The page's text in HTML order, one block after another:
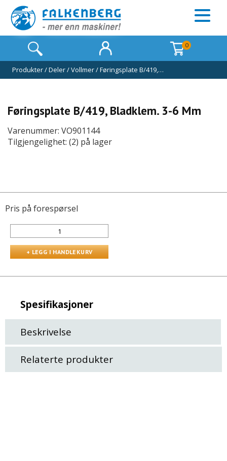
0
Produkter/Deler/Vollmer/Føringsplate B/419,…
Føringsplate B/419, Bladklem. 3-6 Mm
Varenummer: VO901144
Tilgjengelighet: (2) på lager
Pris på forespørsel
Spesifikasjoner
Beskrivelse
Relaterte produkter